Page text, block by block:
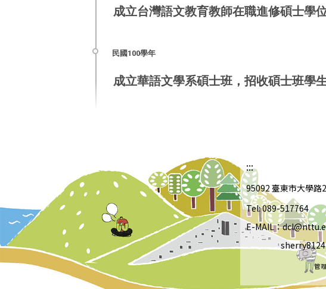
成立台灣語文教育教師在職進修碩士學
成立華語文學系碩士班，招收碩士班學
:::
95092 臺東市大學路
Tel: 089-517764
E-MAIL：
管